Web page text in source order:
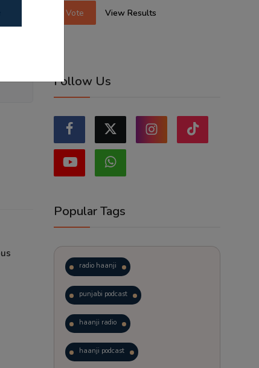
Vote View Results
Follow Us
Popular Tags
radio haanji
punjabi podcast
haanji radio
haanji podcast